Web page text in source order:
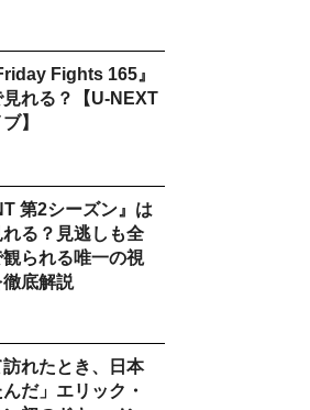
Fights 165』
見れる？【U-NEXT
】
第2シーズン』は
れる？見逃しも全
られる唯一の視
底解説
訪れたとき、日本
だ」エリック・